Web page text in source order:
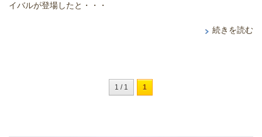
イバルが登場したと・・・
続きを読む
1 / 1 1